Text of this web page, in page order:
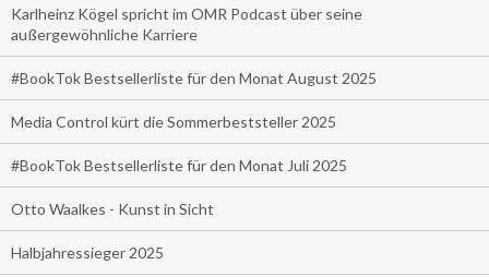
Karlheinz Kögel spricht im OMR Podcast über seine
außergewöhnliche Karriere
#BookTok Bestsellerliste für den Monat August 2025
Media Control kürt die Sommerbeststeller 2025
#BookTok Bestsellerliste für den Monat Juli 2025
Otto Waalkes - Kunst in Sicht
Halbjahressieger 2025